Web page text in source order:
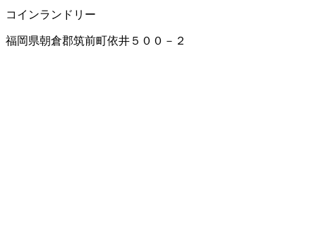
コインランドリー
福岡県朝倉郡筑前町依井５００－２